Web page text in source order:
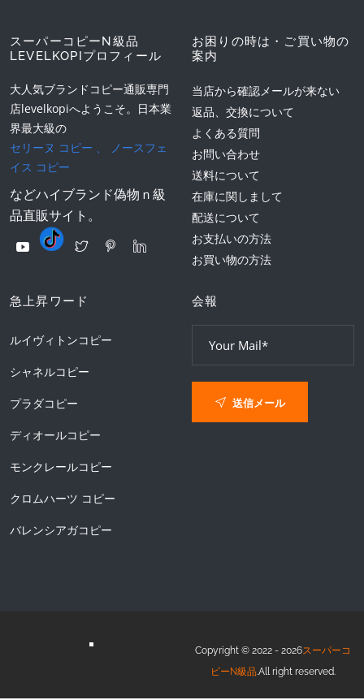
スーパーコピーN級品
LEVELKOPIプロフィール
大人気ブランドコピー通販専門
店levelkopiへようこそ。日本業
界最大級の
セリーヌ コピー 、
ノースフェ
イス コピー
などハイブランド偽物ｎ級
品直販サイト。
お困りの時は・ご買い物の
案内
当店から確認メールが来ない
返品、交換について
よくある質問
お問い合わせ
送料について
在庫に関しまして
配送について
お支払いの方法
お買い物の方法
急上昇ワード
ルイヴィトンコピー
シャネルコピー
プラダコピー
ディオールコピー
モンクレールコピー
クロムハーツ コピー
バレンシアガコピー
会報
送信メール
Copyright © 2022 - 2026スーパーコ
ピーN級品.All right reserved.